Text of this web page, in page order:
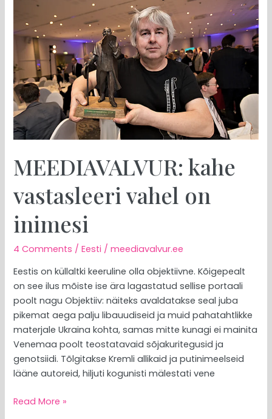
MEEDIAVALVUR: kahe
vastasleeri vahel on
inimesi
4 Comments /Eesti /meediavalvur.ee
Eestis on küllaltki keeruline olla objektiivne. Kõigepealt
on see ilus mõiste ise ära lagastatud sellise portaali
poolt nagu Objektiiv: näiteks avaldatakse seal juba
pikemat aega palju libauudiseid ja muid pahatahtlikke
materjale Ukraina kohta, samas mitte kunagi ei mainita
Venemaa poolt teostatavaid sõjakuritegusid ja
genotsiidi. Tõlgitakse Kremli allikaid ja putinimeelseid
lääne autoreid, hiljuti kogunisti mälestati vene
vastasleeri
vahel
on
inimesi
Read More »